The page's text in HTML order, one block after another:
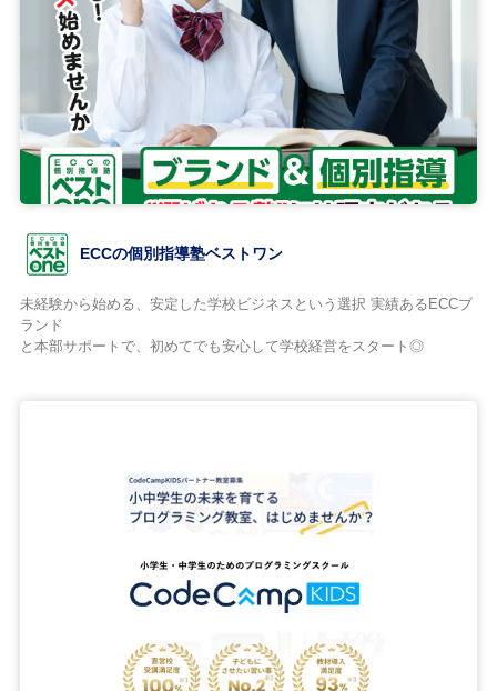
ECCの個別指導塾ベストワン
未経験から始める、安定した学校ビジネスという選択 実績あるECCブ
ランド
と本部サポートで、初めてでも安心して学校経営をスタート◎